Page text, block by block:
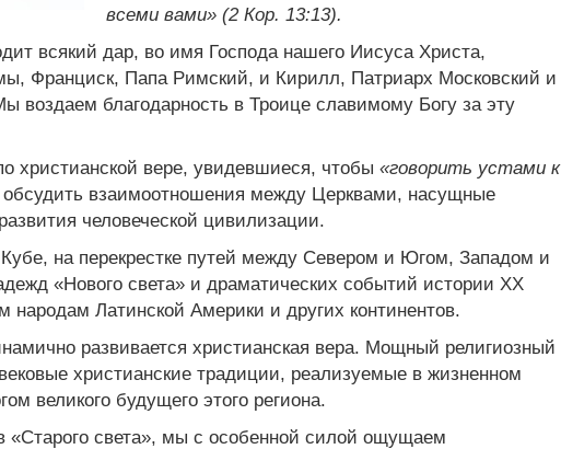
всеми вами» (2 Кор. 13:13).
всякий дар, во имя Господа нашего Иисуса Христа,
Франциск, Папа Римский, и Кирилл, Патриарх Московский и
воздаем благодарность в Троице славимому Богу за эту
христианской вере, увидевшиеся, чтобы «говорить устами к
взаимоотношения между Церквами, насущные
человеческой цивилизации.
на перекрестке путей между Севером и Югом, Западом и
«Нового света» и драматических событий истории ХХ
Латинской Америки и других континентов.
развивается христианская вера. Мощный религиозный
христианские традиции, реализуемые в жизненном
великого будущего этого региона.
«Старого света», мы с особенной силой ощущаем